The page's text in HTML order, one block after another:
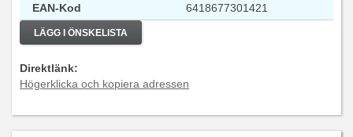
EAN-Kod
6418677301421
LÄGG I ÖNSKELISTA
Direktlänk:
Högerklicka och kopiera adressen